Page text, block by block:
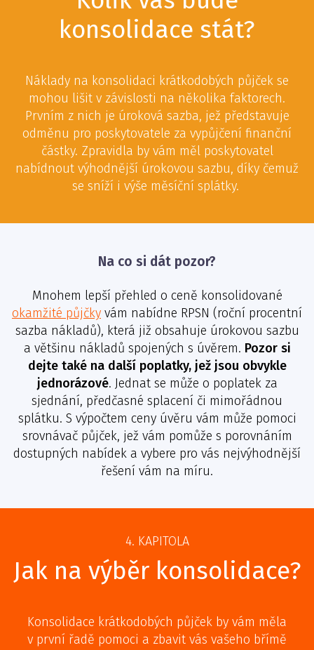
konsolidace stát?
Náklady na konsolidaci krátkodobých půjček se
mohou lišit v závislosti na několika faktorech.
Prvním z nich je úroková sazba, jež představuje
odměnu pro poskytovatele za vypůjčení finanční
částky. Zpravidla by vám měl poskytovatel
nabídnout výhodnější úrokovou sazbu, díky čemuž
se sníží i výše měsíční splátky.
Na co si dát pozor?
Mnohem lepší přehled o ceně konsolidované
okamžité půjčky vám nabídne RPSN (roční procentní
sazba nákladů), která již obsahuje úrokovou sazbu
a většinu nákladů spojených s úvěrem. Pozor si
dejte také na další poplatky, jež jsou obvykle
jednorázové. Jednat se může o poplatek za
sjednání, předčasné splacení či mimořádnou
splátku. S výpočtem ceny úvěru vám může pomoci
srovnávač půjček, jež vám pomůže s porovnáním
dostupných nabídek a vybere pro vás nejvýhodnější
řešení vám na míru.
4. KAPITOLA
Jak na výběr konsolidace?
Konsolidace krátkodobých půjček by vám měla
v první řadě pomoci a zbavit vás vašeho břímě